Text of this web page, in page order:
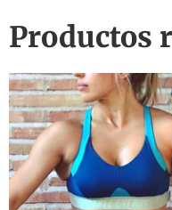
Productos